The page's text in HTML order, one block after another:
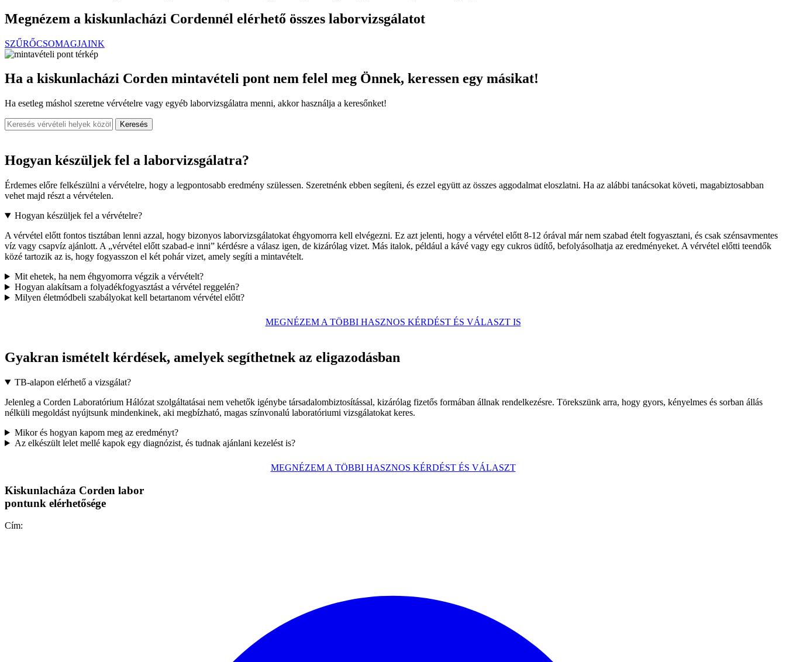
Megnézem a kiskunlacházi Cordennél elérhető összes laborvizsgálatot
SZŰRŐCSOMAGJAINK
Ha a kiskunlacházi Corden mintavételi pont nem felel meg Önnek, keressen egy másikat!
Ha esetleg máshol szeretne vérvételre vagy egyéb laborvizsgálatra menni, akkor használja a keresőnket!
Keresés
Hogyan készüljek fel a laborvizsgálatra?
Érdemes előre felkészülni a vérvételre, hogy a legpontosabb eredmény szülessen. Szeretnénk ebben segíteni, és ezzel együtt az összes aggodalmat eloszlatni. Ha az alábbi tanácsokat követi, magabiztosabban
vehet majd részt a vérvételen.
Hogyan készüljek fel a vérvételre?
A vérvétel előtt fontos tisztában lenni azzal, hogy bizonyos laborvizsgálatokat éhgyomorra kell elvégezni. Ez azt jelenti, hogy a vérvétel előtt 8-12 órával már nem szabad ételt fogyasztani, és csak szénsavmentes
víz vagy csapvíz ajánlott. A „vérvétel előtt szabad-e inni” kérdésre a válasz igen, de kizárólag vizet. Más italok, például a kávé vagy egy cukros üdítő, befolyásolhatja az eredményeket. A vérvétel előtti teendők
közé tartozik az is, hogy fogyasszon el két pohár vizet, amely segíti a mintavételt.
Mit ehetek, ha nem éhgyomorra végzik a vérvételt?
Hogyan alakítsam a folyadékfogyasztást a vérvétel reggelén?
Milyen életmódbeli szabályokat kell betartanom vérvétel előtt?
MEGNÉZEM A TÖBBI HASZNOS KÉRDÉST ÉS VÁLASZT IS
Gyakran ismételt kérdések, amelyek segíthetnek az eligazodásban
TB-alapon elérhető a vizsgálat?
Jelenleg a Corden Laboratórium Hálózat szolgáltatásai nem vehetők igénybe társadalombiztosítással, kizárólag fizetős formában állnak rendelkezésre. Törekszünk arra, hogy gyors, kényelmes és sorban állás
nélküli megoldást nyújtsunk mindenkinek, aki megbízható, magas színvonalú laboratóriumi vizsgálatokat keres.
Mikor és hogyan kapom meg az eredményt?
Az elkészült lelet mellé kapok egy diagnózist, és tudnak ajánlani kezelést is?
MEGNÉZEM A TÖBBI HASZNOS KÉRDÉST ÉS VÁLASZT
Kiskunlacháza Corden labor
pontunk elérhetősége
Cím: